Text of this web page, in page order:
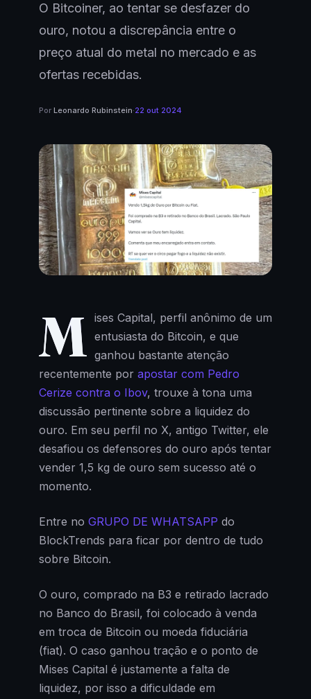
O Bitcoiner, ao tentar se desfazer do
ouro, notou a discrepância entre o
preço atual do metal no mercado e as
ofertas recebidas.
Por Leonardo Rubinstein·22 out 2024
M ises Capital, perfil anônimo de um
entusiasta do Bitcoin, e que
ganhou bastante atenção
recentemente por apostar com Pedro
Cerize contra o Ibov, trouxe à tona uma
discussão pertinente sobre a liquidez do
ouro. Em seu perfil no X, antigo Twitter, ele
desafiou os defensores do ouro após tentar
vender 1,5 kg de ouro sem sucesso até o
momento.
Entre no GRUPO DE WHATSAPP do
BlockTrends para ficar por dentro de tudo
sobre Bitcoin.
O ouro, comprado na B3 e retirado lacrado
no Banco do Brasil, foi colocado à venda
em troca de Bitcoin ou moeda fiduciária
(fiat). O caso ganhou tração e o ponto de
Mises Capital é justamente a falta de
liquidez, por isso a dificuldade em